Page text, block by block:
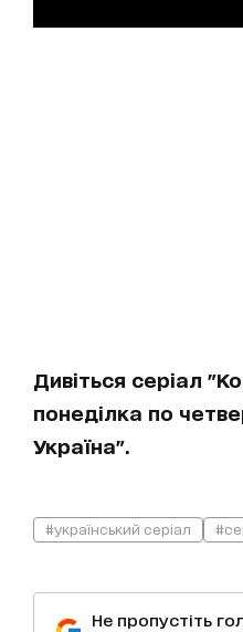
Дивіться серіал
понеділка по
Україна".
#український серіал
Не пропустіть